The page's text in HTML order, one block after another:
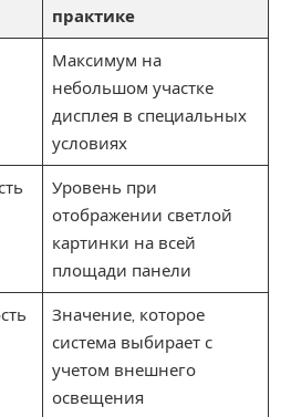
практике
Максимум на
небольшом участке
дисплея в специальных
условиях
Уровень при
отображении светлой
картинки на всей
площади панели
Значение, которое
система выбирает с
учетом внешнего
освещения